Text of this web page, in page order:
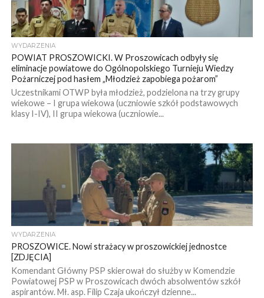
WYDARZENIA
POWIAT PROSZOWICKI. W Proszowicach odbyły się
eliminacje powiatowe do Ogólnopolskiego Turnieju Wiedzy
Pożarniczej pod hasłem „Młodzież zapobiega pożarom”
Uczestnikami OTWP była młodzież, podzielona na trzy grupy
wiekowe – I grupa wiekowa (uczniowie szkół podstawowych
klasy I-IV), II grupa wiekowa (uczniowie...
WYDARZENIA
PROSZOWICE. Nowi strażacy w proszowickiej jednostce
[ZDJĘCIA]
Komendant Główny PSP skierował do służby w Komendzie
Powiatowej PSP w Proszowicach dwóch absolwentów szkół
aspirantów. Mł. asp. Filip Czaja ukończył dzienne...